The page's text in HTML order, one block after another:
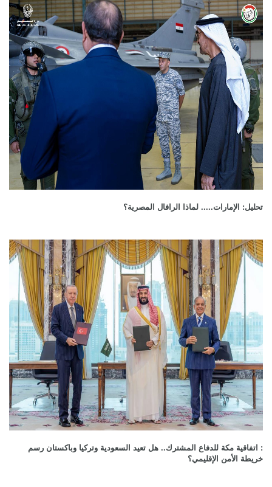
تحليل: الإمارات..... لماذا الرافال المصرية؟
: اتفاقية مكة للدفاع المشترك.. هل تعيد السعودية وتركيا وباكستان رسم
خريطة الأمن الإقليمي؟